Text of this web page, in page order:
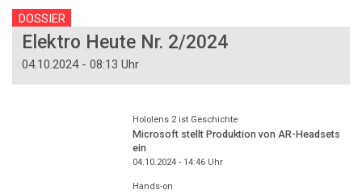
DOSSIER
Elektro Heute Nr. 2/2024
04.10.2024 - 08:13 Uhr
Hololens 2 ist Geschichte
Microsoft stellt Produktion von AR-Headsets
ein
04.10.2024 - 14:46Uhr
Hands-on